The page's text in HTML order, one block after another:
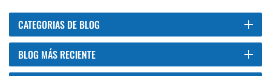
delicioso sabor, el abulón congelado requiere una
preparación cuidadosa. Este proceso suele incluir los
siguientes pasos: Captura y procesamiento: una vez que el
abulón se captura en el océano, se procesa
CATEGORIAS DE BLOG
BLOG MÁS RECIENTE